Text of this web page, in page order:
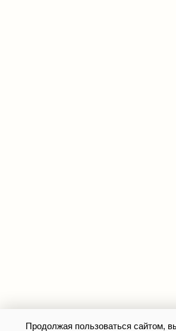
Продолжая пользоваться сайтом,